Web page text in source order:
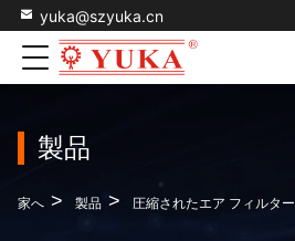
yuka@szyuka.cn
製品
家へ > 製品 > 圧縮されたエア フィルター